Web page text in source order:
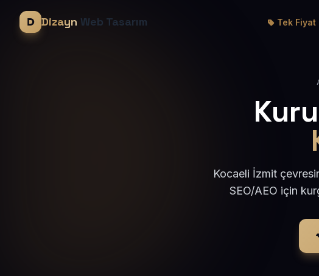
Dizayn Web Tasarım Tek Fiyat
Kocaeli İzmit
SEO/AEO için